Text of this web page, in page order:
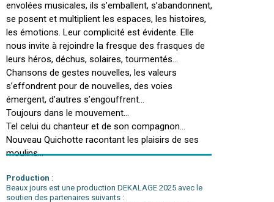
envolées musicales, ils s’emballent, s’abandonnent,
se posent et multiplient les espaces, les histoires,
les émotions. Leur complicité est évidente. Elle
nous invite à rejoindre la fresque des frasques de
leurs héros, déchus, solaires, tourmentés…
Chansons de gestes nouvelles, les valeurs
s’effondrent pour de nouvelles, des voies
émergent, d’autres s’engouffrent…
Toujours dans le mouvement…
Tel celui du chanteur et de son compagnon…
Nouveau Quichotte racontant les plaisirs de ses
moulins…
ESPACE PROFESSIONNEL
Production :
Beaux jours est une production DEKALAGE 2025 avec le
soutien des partenaires suivants :